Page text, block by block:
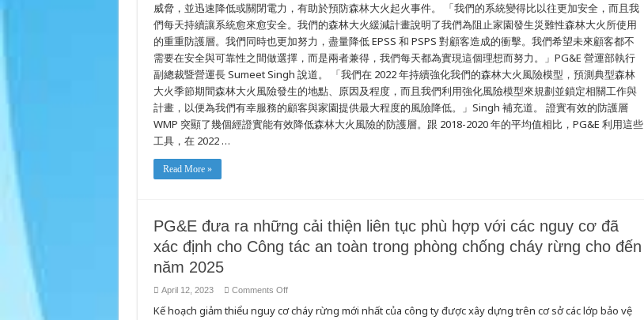
大
火
安
全
工
作
的
風
險
威脅，並迅速降低或關閉電力，有助於預防森林大火起火事件。 「我們的系統變得比以往更加安全，而且我
們每天持續讓系統愈來愈安全。我們的森林大火緩減計畫說明了我們為阻止家園發生災難性森林大火所使用
的重重防護層。我們同時也更加努力，盡量降低 EPSS 和 PSPS 對顧客造成的衝擊。我們希望未來顧客都不
需要在安全與可靠性之間做選擇，而是兩者兼得，我們每天都為實現這個理想而努力。」PG&E 營運部執行
副總裁暨營運長 Sumeet Singh 說道。 「我們在 2022 年持續強化我們的森林大火風險模型，預測典型森林
大火季節期間森林大火風險發生的地點、原因及程度，而且我們利用強化風險模型來規劃並鎖定相關工作與
計畫，以便為我們有幸服務的顧客與家園提供最大程度的風險降低。」Singh 補充道。 證實有效的防護層
WMP 突顯了幾個經證實能有效降低森林大火風險的防護層。跟 2018-2020 年的平均值相比，PG&E 利用這些
工具，在 2022 …
Read More »
PG&E đưa ra những cải thiện liên tục phù hợp với các nguy cơ đã
xác định cho Công tác an toàn trong phòng chống cháy rừng cho đến
năm 2025
April 12, 2023 Comments Offon
đưa
ra
Kế hoạch giảm thiểu nguy cơ cháy rừng mới nhất của công ty được xây dựng trên cơ sở các lớp bảo vệ